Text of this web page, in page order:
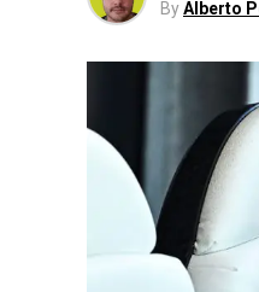
ByAlberto